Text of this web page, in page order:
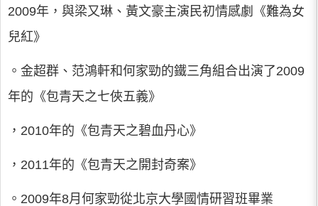
2009年，與梁又琳、黃文豪主演民初情感劇《難為女
兒紅》
。金超群、范鴻軒和何家勁的鐵三角組合出演了2009
年的《包青天之七俠五義》
，2010年的《包青天之碧血丹心》
，2011年的《包青天之開封奇案》
。2009年8月何家勁從北京大學國情研習班畢業